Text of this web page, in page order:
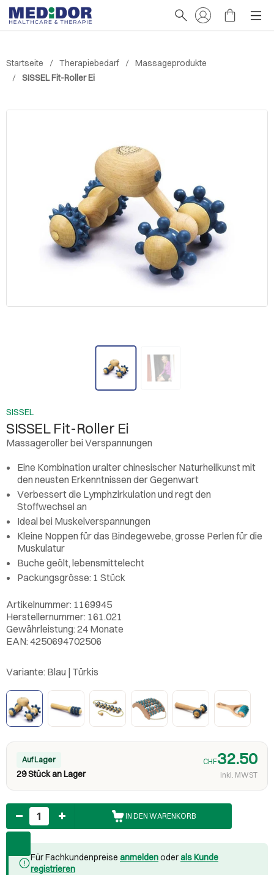
Startseite Therapiebedarf
Massageprodukte
SISSEL Fit-Roller Ei
SISSEL
SISSEL Fit-Roller Ei
Massageroller bei Verspannungen
Eine Kombination uralter chinesischer Naturheilkunst mit
den neusten Erkenntnissen der Gegenwart
Verbessert die Lymphzirkulation und regt den
Stoffwechsel an
Ideal bei Muskelverspannungen
Kleine Noppen für das Bindegewebe, grosse Perlen für die
Muskulatur
Buche geölt, lebensmittelecht
Packungsgrösse: 1 Stück
Artikelnummer: 1169945
Herstellernummer: 161.021
Gewährleistung: 24 Monate
EAN: 4250694702506
Variante: Blau | Türkis
Auf Lager
29 Stück an Lager
CHF32.50
inkl. MWST
Anzahl
IN DEN WARENKORB
Für Fachkundenpreise anmeldenoderals Kunde
registrieren